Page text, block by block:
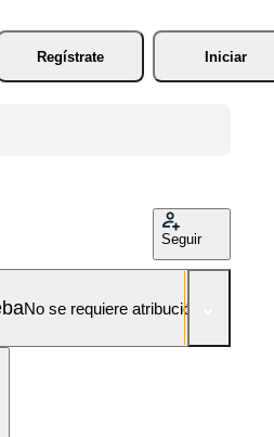
Regístrate
Iniciar
Seguir
No se requiere atribución!